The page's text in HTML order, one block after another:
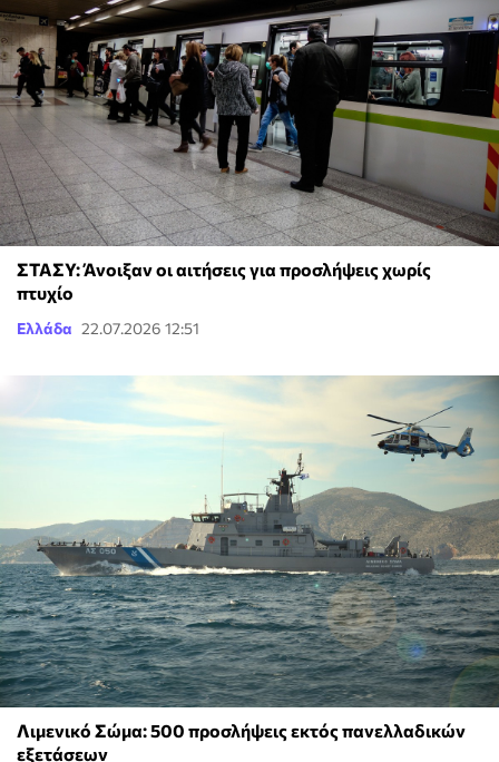
ΣΤΑΣΥ: Άνοιξαν οι αιτήσεις για προσλήψεις χωρίς
πτυχίο
Ελλάδα 22.07.2026 12:51
Λιμενικό Σώμα: 500 προσλήψεις εκτός πανελλαδικών
εξετάσεων